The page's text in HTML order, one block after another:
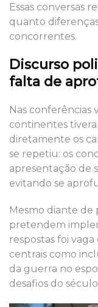
Essas conversas
quanto
concorrentes.
Discurso
falta de
Nas conferências
continentes
diretamente os
se repetiu: os
apresentação de
evitando se
Mesmo diante de
pretendem
respostas foi
centrais como
da guerra no
desafios do século